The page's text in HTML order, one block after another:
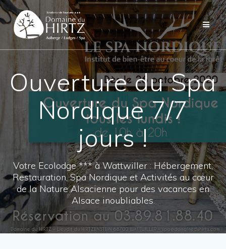
Skip
to
content
Ouverture du Spa
Nordique 7/7
jours !
Votre Ecolodge *** à Wattwiller : Hébergement,
Restauration, Spa Nordique et Activités au cœur
de la Nature Alsacienne pour des vacances en
Alsace inoubliables.